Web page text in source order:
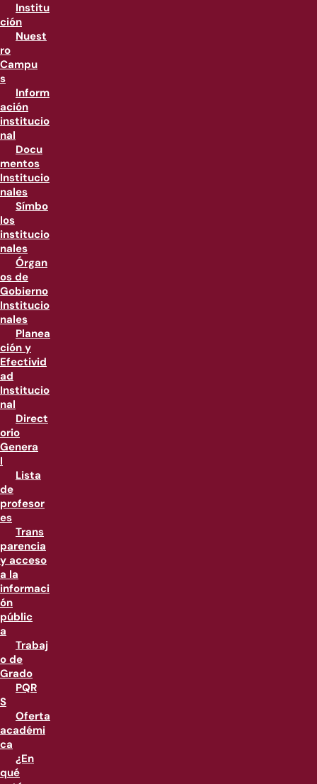
Institu
ción
Nuest
ro
Campu
s
Inform
ación
institucio
nal
Docu
mentos
Institucio
nales
Símbo
los
institucio
nales
Órgan
os de
Gobierno
Institucio
nales
Planea
ción y
Efectivid
ad
Institucio
nal
Direct
orio
Genera
l
Lista
de
profesor
es
Trans
parencia
y acceso
a la
informaci
ón
públic
a
Trabaj
o de
Grado
PQR
S
Oferta
académi
ca
¿En
qué